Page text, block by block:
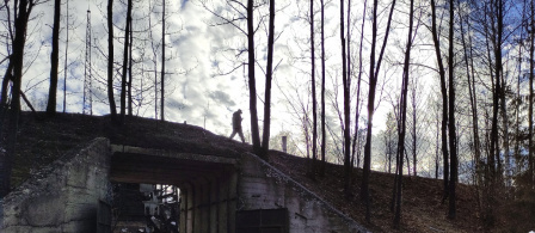
Перейти к основному содержанию